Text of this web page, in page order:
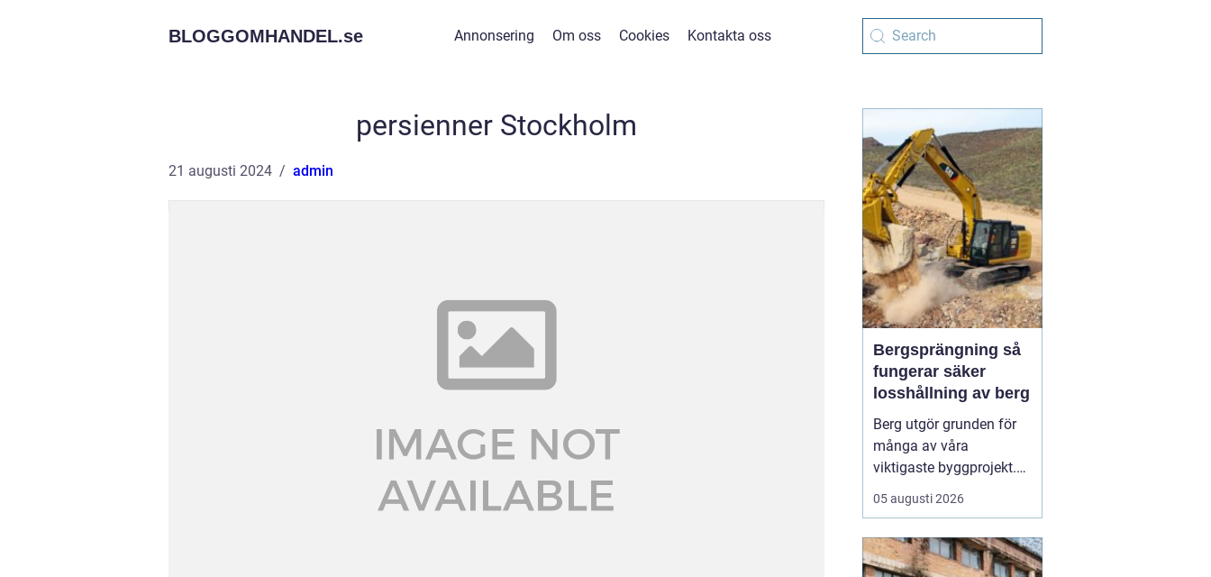
BLOGGOMHANDEL.se Annonsering Om oss Cookies Kontakta oss
persienner Stockholm
21 augusti 2024 admin
Bergsprängning så
fungerar säker
losshållning av berg
Berg utgör grunden för
många av våra
viktigaste byggprojekt.
När tunnlar, vägar,
källare och ledningar ska
den mest effektiva
05 augusti 2026